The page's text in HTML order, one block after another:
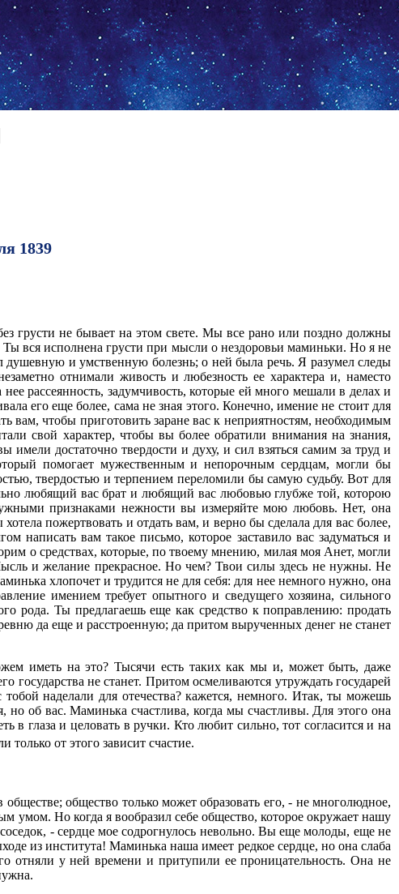
1839
грусти не бывает на этом свете. Мы все рано или поздно должны
Ты вся исполнена грусти при мысли о нездоровьи маминьки. Но я не
душевную и умственную болезнь; о ней была речь. Я разумел следы
отнимали живость и любезность ее характера и, наместо
рассеянность, задумчивость, которые ей много мешали в делах и
его еще более, сама не зная этого. Конечно, имение не стоит для
вам, чтобы приготовить заране вас к неприятностям, необходимым
свой характер, чтобы вы более обратили внимания на знания,
достаточно твердости и духу, и сил взяться самим за труд и
помогает мужественным и непорочным сердцам, могли бы
твердостью и терпением переломили бы самую судьбу. Вот для
любящий вас брат и любящий вас любовью глубже той, которою
признаками нежности вы измеряйте мою любовь. Нет, она
пожертвовать и отдать вам, и верно бы сделала для вас более,
написать вам такое письмо, которое заставило вас задуматься и
о средствах, которые, по твоему мнению, милая моя Анет, могли
и желание прекрасное. Но чем? Твои силы здесь не нужны. Не
хлопочет и трудится не для себя: для нее немного нужно, она
имением требует опытного и сведущего хозяина, сильного
рода. Ты предлагаешь еще как средство к поправлению: продать
да еще и расстроенную; да притом вырученных денег не станет
иметь на это? Тысячи есть таких как мы и, может быть, даже
государства не станет. Притом осмеливаются утруждать государей
наделали для отечества? кажется, немного. Итак, ты можешь
об вас. Маминька счастлива, когда мы счастливы. Для этого она
в глаза и целовать в ручки. Кто любит сильно, тот согласится и на
только от этого зависит счастие.
общество только может образовать его, - не многолюдное,
Но когда я вообразил себе общество, которое окружает нашу
- сердце мое содрогнулось невольно. Вы еще молоды, еще не
из института! Маминька наша имеет редкое сердце, но она слаба
отняли у ней времени и притупили ее проницательность. Она не